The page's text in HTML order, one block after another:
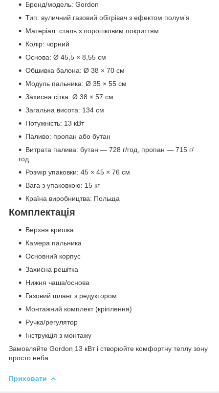
Бренд/модель: Gordon
Тип: вуличний газовий обігрівач з ефектом полум’я
Матеріал: сталь з порошковим покриттям
Колір: чорний
Основа: Ø 45,5 × 8,55 см
Обшивка балона: Ø 38 × 70 см
Модуль пальника: Ø 35 × 55 см
Захисна сітка: Ø 38 × 57 см
Загальна висота: 134 см
Потужність: 13 кВт
Паливо: пропан або бутан
Витрата палива: бутан — 728 г/год, пропан — 715 г/
год
Розмір упаковки: 45 × 45 × 76 см
Вага з упаковкою: 15 кг
Країна виробництва: Польща
Комплектація
Верхня кришка
Камера пальника
Основний корпус
Захисна решітка
Нижня чаша/основа
Газовий шланг з редуктором
Монтажний комплект (кріплення)
Ручка/регулятор
Інструкція з монтажу
Замовляйте Gordon 13 кВт і створюйте комфортну теплу зону
просто неба.
Приховати